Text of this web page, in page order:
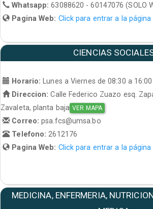
Whatsapp:63088620 - 60147076 (SOLO
Pagina Web: Click para entrar a la página
CIENCIAS
Horario:
Lunes a Viernes de 08:30 a 16:00
Direccion: Calle Federico Zuazo esq.
Zavaleta, planta baja VER MAPA
Correo:psa.fcs@umsa.bo
Telefono: 2612176
Pagina Web: Click para entrar a la página
MEDICINA, ENFERMERIA,